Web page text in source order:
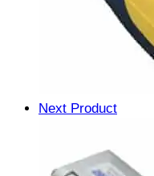
Next Product